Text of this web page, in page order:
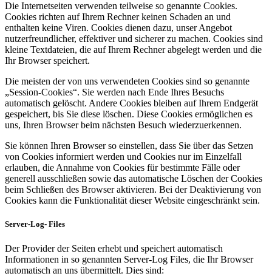
Die Internetseiten verwenden teilweise so genannte Cookies.
Cookies richten auf Ihrem Rechner keinen Schaden an und
enthalten keine Viren. Cookies dienen dazu, unser Angebot
nutzerfreundlicher, effektiver und sicherer zu machen. Cookies sind
kleine Textdateien, die auf Ihrem Rechner abgelegt werden und die
Ihr Browser speichert.
Die meisten der von uns verwendeten Cookies sind so genannte
„Session-Cookies“. Sie werden nach Ende Ihres Besuchs
automatisch gelöscht. Andere Cookies bleiben auf Ihrem Endgerät
gespeichert, bis Sie diese löschen. Diese Cookies ermöglichen es
uns, Ihren Browser beim nächsten Besuch wiederzuerkennen.
Sie können Ihren Browser so einstellen, dass Sie über das Setzen
von Cookies informiert werden und Cookies nur im Einzelfall
erlauben, die Annahme von Cookies für bestimmte Fälle oder
generell ausschließen sowie das automatische Löschen der Cookies
beim Schließen des Browser aktivieren. Bei der Deaktivierung von
Cookies kann die Funktionalität dieser Website eingeschränkt sein.
Server-Log- Files
Der Provider der Seiten erhebt und speichert automatisch
Informationen in so genannten Server-Log Files, die Ihr Browser
automatisch an uns übermittelt. Dies sind: